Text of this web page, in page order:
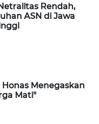
Rendah,
ASN di Jawa
Menegaskan
Mati"